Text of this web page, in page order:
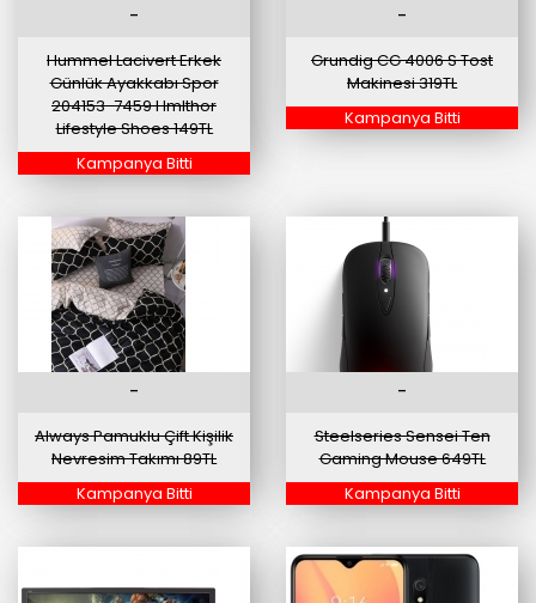
-
Hummel Lacivert Erkek
Günlük Ayakkabı Spor
204153-7459 Hmlthor
Lifestyle Shoes 149TL
Kampanya Bitti
-
Grundig CG 4006 S Tost
Makinesi 319TL
Kampanya Bitti
-
Always Pamuklu Çift Kişilik
Nevresim Takımı 89TL
Kampanya Bitti
-
Steelseries Sensei Ten
Gaming Mouse 649TL
Kampanya Bitti